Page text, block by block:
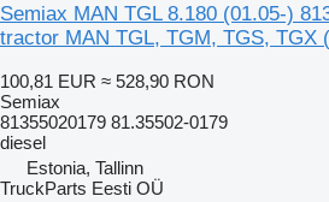
Semiax MAN TGL 8.180 (01.05-)
tractor MAN TGL, TGM, TGS, TGX
100,81 EUR ≈ 528,90 RON
Semiax
81355020179 81.35502-0179
diesel
Estonia, Tallinn
TruckParts Eesti OÜ